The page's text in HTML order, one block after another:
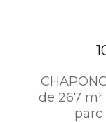
de 267
parc